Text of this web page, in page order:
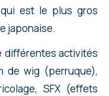
qui est le plus gros
japonaise.
différentes activités
de wig (perruque),
SFX (effets